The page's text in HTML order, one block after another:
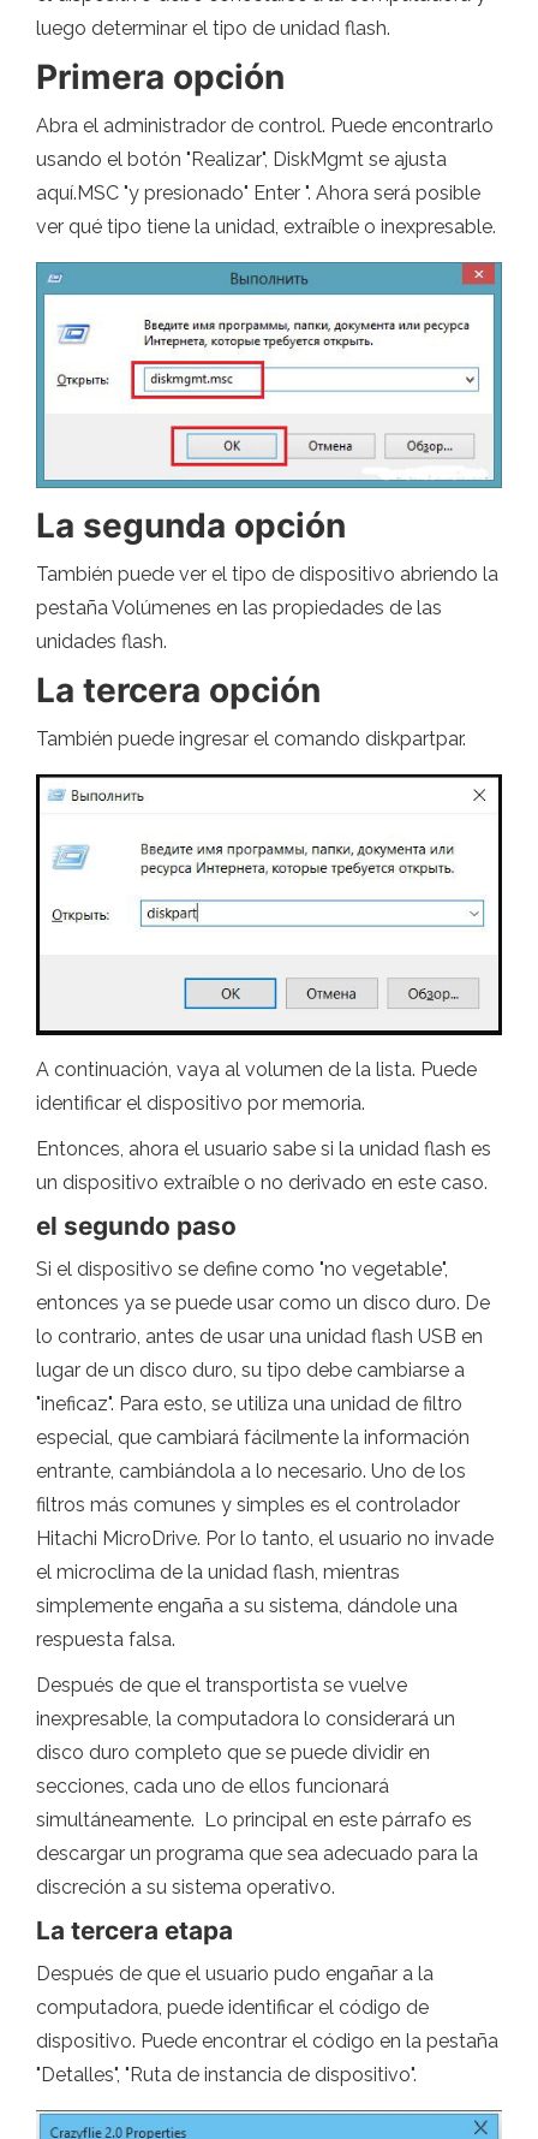
luego determinar el tipo de unidad flash.
Primera opción
Abra el administrador de control. Puede encontrarlo
usando el botón "Realizar", DiskMgmt se ajusta
aquí.MSC "y presionado" Enter ". Ahora será posible
ver qué tipo tiene la unidad, extraíble o inexpresable.
La segunda opción
También puede ver el tipo de dispositivo abriendo la
pestaña Volúmenes en las propiedades de las
unidades flash.
La tercera opción
También puede ingresar el comando diskpartpar.
A continuación, vaya al volumen de la lista. Puede
identificar el dispositivo por memoria.
Entonces, ahora el usuario sabe si la unidad flash es
un dispositivo extraíble o no derivado en este caso.
el segundo paso
Si el dispositivo se define como "no vegetable",
entonces ya se puede usar como un disco duro. De
lo contrario, antes de usar una unidad flash USB en
lugar de un disco duro, su tipo debe cambiarse a
"ineficaz". Para esto, se utiliza una unidad de filtro
especial, que cambiará fácilmente la información
entrante, cambiándola a lo necesario. Uno de los
filtros más comunes y simples es el controlador
Hitachi MicroDrive. Por lo tanto, el usuario no invade
el microclima de la unidad flash, mientras
simplemente engaña a su sistema, dándole una
respuesta falsa.
Después de que el transportista se vuelve
inexpresable, la computadora lo considerará un
disco duro completo que se puede dividir en
secciones, cada uno de ellos funcionará
simultáneamente. Lo principal en este párrafo es
descargar un programa que sea adecuado para la
discreción a su sistema operativo.
La tercera etapa
Después de que el usuario pudo engañar a la
computadora, puede identificar el código de
dispositivo. Puede encontrar el código en la pestaña
"Detalles", "Ruta de instancia de dispositivo".